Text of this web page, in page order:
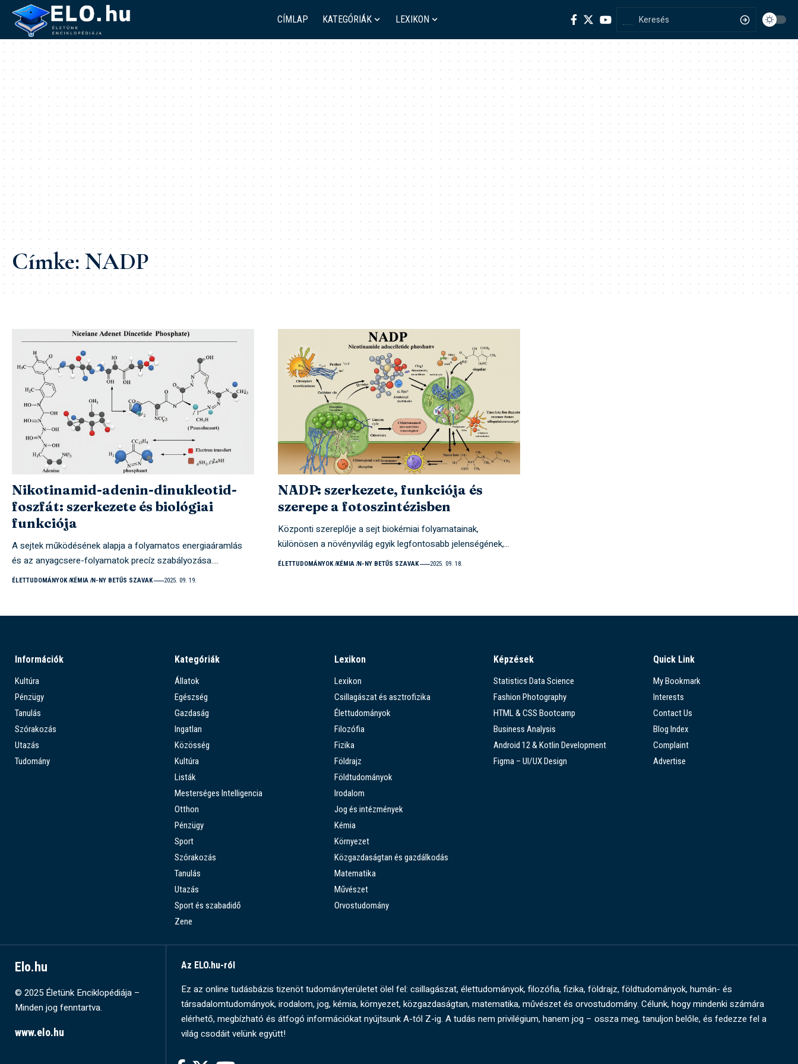
CÍMLAP KATEGÓRIÁK LEXIKON
Címke:NADP
Nikotinamid-adenin-dinukleotid-
foszfát: szerkezete és biológiai
funkciója
A sejtek működésének alapja a folyamatos energiaáramlás
és az anyagcsere-folyamatok precíz szabályozása.…
ÉLETTUDOMÁNYOK KÉMIA N-NY BETŰS SZAVAK 2025. 09. 19.
NADP: szerkezete, funkciója és
szerepe a fotoszintézisben
Központi szereplője a sejt biokémiai folyamatainak,
különösen a növényvilág egyik legfontosabb jelenségének,…
ÉLETTUDOMÁNYOK KÉMIA N-NY BETŰS SZAVAK 2025. 09. 18.
Információk
Kultúra
Pénzügy
Tanulás
Szórakozás
Utazás
Tudomány
Kategóriák
Állatok
Egészség
Gazdaság
Ingatlan
Közösség
Kultúra
Listák
Mesterséges Intelligencia
Otthon
Pénzügy
Sport
Szórakozás
Tanulás
Utazás
Sport és szabadidő
Zene
Lexikon
Lexikon
Csillagászat és asztrofizika
Élettudományok
Filozófia
Fizika
Földrajz
Földtudományok
Irodalom
Jog és intézmények
Kémia
Környezet
Közgazdaságtan és gazdálkodás
Matematika
Művészet
Orvostudomány
Képzések
Statistics Data Science
Fashion Photography
HTML & CSS Bootcamp
Business Analysis
Android 12 & Kotlin Development
Figma – UI/UX Design
Quick Link
My Bookmark
Interests
Contact Us
Blog Index
Complaint
Advertise
Elo.hu
© 2025 Életünk Enciklopédiája –
Minden jog fenntartva.
www.elo.hu
Az ELO.hu-ról
Ez az online tudásbázis tizenöt tudományterületet ölel fel: csillagászat, élettudományok, filozófia, fizika, földrajz, földtudományok, humán- és
társadalomtudományok, irodalom, jog, kémia, környezet, közgazdaságtan, matematika, művészet és orvostudomány. Célunk, hogy mindenki számára
elérhető, megbízható és átfogó információkat nyújtsunk A-tól Z-ig. A tudás nem privilégium, hanem jog – ossza meg, tanuljon belőle, és fedezze fel a
világ csodáit velünk együtt!